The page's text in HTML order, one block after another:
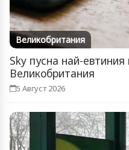
Великобритания
Sky пусна най-
Великобритания
5 Август 2026